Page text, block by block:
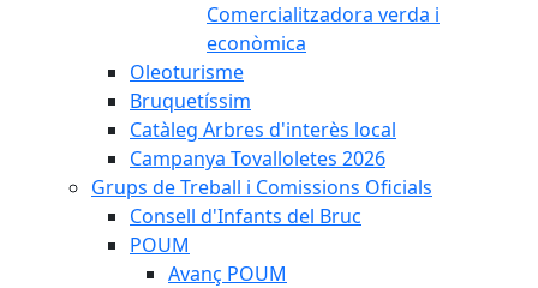
Comercialitzadora verda i
econòmica
Oleoturisme
Bruquetíssim
Catàleg Arbres d'interès local
Campanya Tovalloletes 2026
Grups de Treball i Comissions Oficials
Consell d'Infants del Bruc
POUM
Avanç POUM